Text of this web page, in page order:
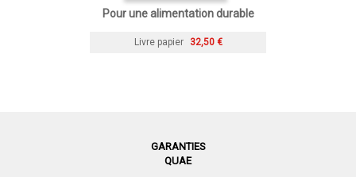
Pour une alimentation durable
Livre papier 32,50 €
GARANTIES
QUAE